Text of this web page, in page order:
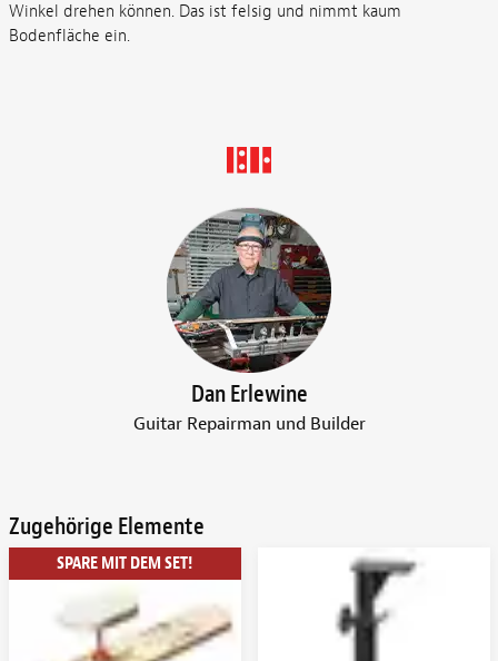
Winkel drehen können. Das ist felsig und nimmt kaum
Bodenfläche ein.
Dan Erlewine
Guitar Repairman und Builder
Zugehörige Elemente
SPARE MIT DEM SET!